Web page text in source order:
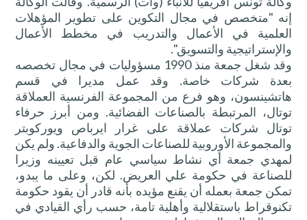
إنه "متخصص في مجال التكوين على تطوير المؤهلات
العلمية في الأعمال والتدريب في مخطط الأعمال
والإستراتيجية والتسويق".
وقد شغل جمعة منذ 1990 مسؤوليات في مجال تخصصه
بعدة شركات خاصة. وقد عمل مديرا في قسم
هاتشينسون، وهو فرع من المجموعة الفرنسية العملاقة
توتال، المرتبطة بالصناعات الفضائية. ومن أبرز حرفاء
توتال شركات عملاقة على غرار ايرباص ويوركوبتر
والمجموعة الأوروبية للصناعات الجوية والدفاعية. ولم يكن
لمهدي جمعة أي نشاط سياسي عام قبل تعيينه وزيرا
للصناعة في حكومة علي العريض. لكن، وعلى ما يبدو،
تمكن جمعة بعمله أن يقنع مؤيده بأنه قادر أن يقود حكومة
تكنوقراط باستقلالية وأهلية تامة، حسب رأي القيادي في